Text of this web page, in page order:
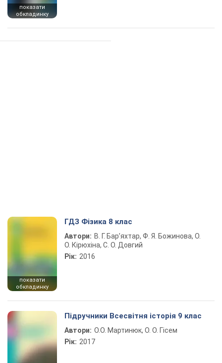
показати
обкладинку
показати
обкладинку
ГДЗ Фізика 8 клас
Автори: В. Г. Бар’яхтар, Ф. Я. Божинова, О.
О. Кірюхіна, С. О. Довгий
Рік: 2016
Підручники Всесвітня історія 9 клас
Автори: О.О. Мартинюк, О. О. Гісем
Рік: 2017